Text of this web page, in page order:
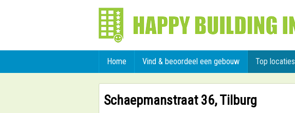
Home Vind & beoordeel een gebouw Top locaties
Schaepmanstraat 36, Tilburg